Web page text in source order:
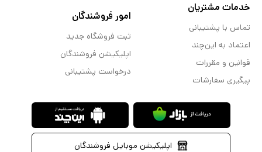
خدمات مشتریان
تماس با پشتیبانی
اعتماد به این‌چند
قوانین و مقررات
پیگیری سفارشات
امور فروشندگان
ثبت فروشگاه جدید
اپلیکیشن فروشندگان
درخواست پشتیبانی
اپلیکیشن موبایل فروشندگان